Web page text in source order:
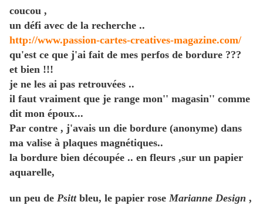
coucou ,
un défi avec de la recherche ..
http://www.passion-cartes-creatives-magazine.com/
qu'est ce que j'ai fait de mes perfos de bordure ???
et bien !!!
je ne les ai pas retrouvées ..
il faut vraiment que je range mon'' magasin'' comme
dit mon époux...
Par contre , j'avais un die bordure (anonyme) dans
ma valise à plaques magnétiques..
la bordure bien découpée .. en fleurs ,sur un papier
aquarelle,
un peu de Psittbleu, le papier rose Marianne Design ,